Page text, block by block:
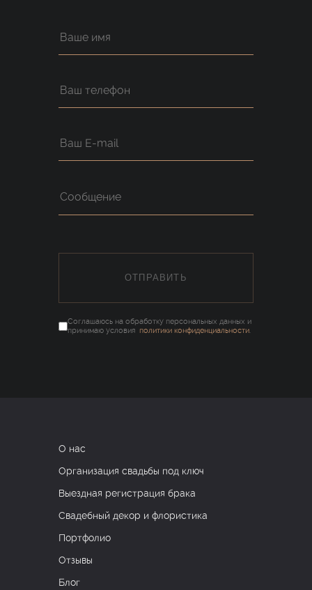
ОТПРАВИТЬ
Соглашаюсь на обработку персональных данных и
принимаю условия политики конфиденциальности.
О нас
Организация свадьбы под ключ
Выездная регистрация брака
Свадебный декор и флористика
Портфолио
Отзывы
Блог